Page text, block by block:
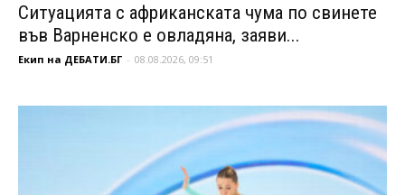
Ситуацията с африканската чума по свинете
във Варненско е овладяна, заяви...
Екип на ДЕБАТИ.БГ - 08.08.2026, 09:51